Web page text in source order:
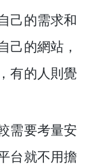
己的需求和
己的網站，
有的人則覺
需要考量安
台就不用擔